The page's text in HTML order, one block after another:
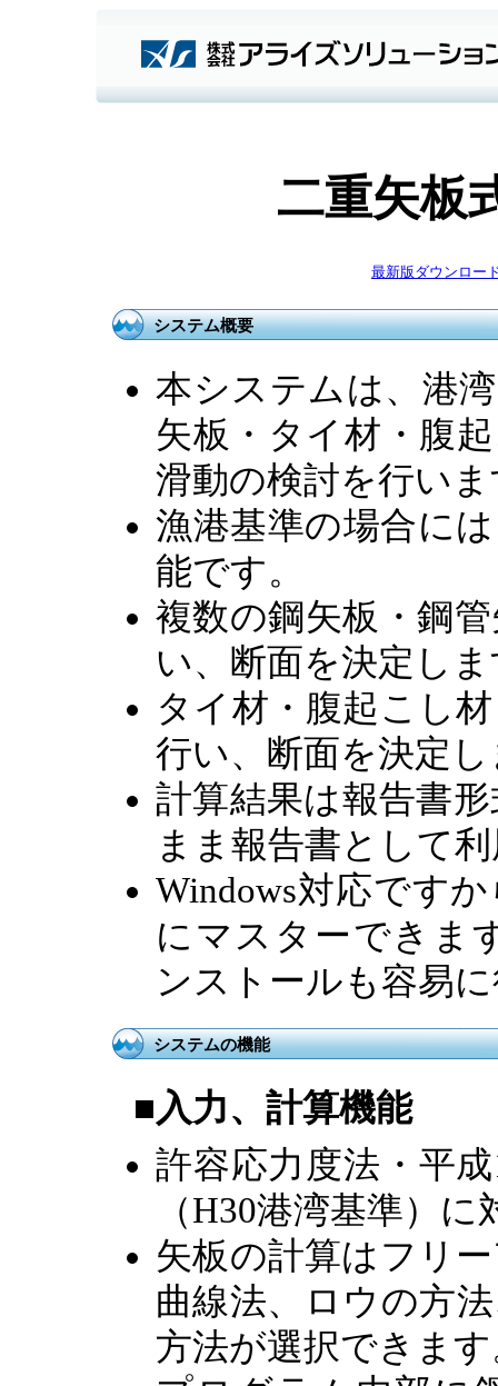
二重矢
最新版ダウンロー
システム概要
本システムは、港
矢板・タイ材・腹
滑動の検討を行い
漁港基準の場合に
能です。
複数の鋼矢板・鋼
い、断面を決定し
タイ材・腹起こし
行い、断面を決定
計算結果は報告書
まま報告書として
Windows対応です
にマスターできま
ンストールも容易
システムの機能
■入力、計算機能
許容応力度法・平
（H30港湾基準）
矢板の計算はフリ
曲線法、ロウの方
方法が選択できま